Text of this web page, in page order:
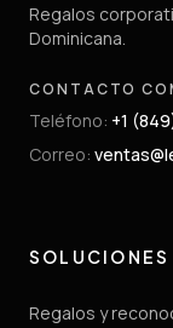
Regalos
Dominicana.
CONTACTO
Teléfono: +1
Correo:
SOLUCIONES
Regalos y